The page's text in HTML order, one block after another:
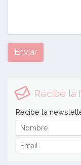
Enviar
Recibe la
Recibe la